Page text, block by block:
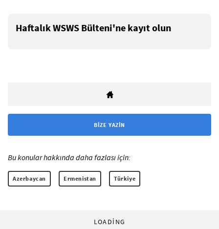
Haftalık WSWS Bülteni'ne kayıt olun
BIZE YAZIN
Bu konular hakkında daha fazlası için:
Azerbaycan Ermenistan Türkiye
LOADING